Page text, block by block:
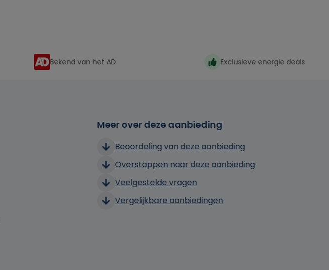
Bekend van het AD Exclusieve energie deals
Meer over deze aanbieding
Beoordeling van deze aanbieding
Overstappen naar deze aanbieding
Veelgestelde vragen
Vergelijkbare aanbiedingen